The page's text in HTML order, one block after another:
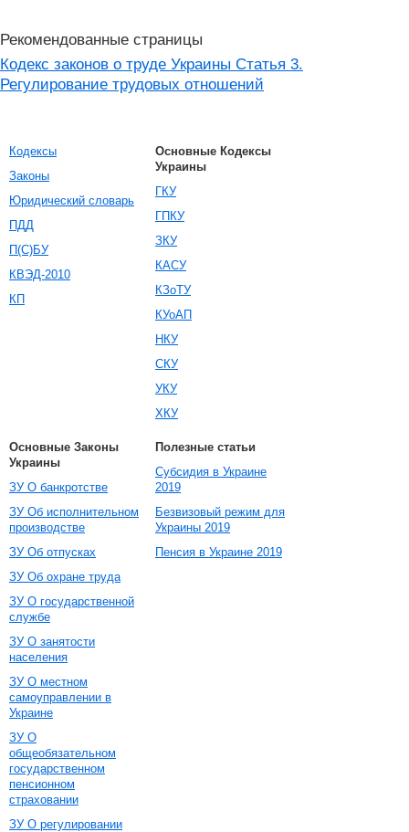
Рекомендованные страницы
Кодекс законов о труде Украины Статья 3.
Регулирование трудовых отношений
Кодексы
Законы
Юридический словарь
ПДД
П(С)БУ
КВЭД-2010
КП
Основные Кодексы
Украины
ГКУ
ГПКУ
ЗКУ
КАСУ
КЗоТУ
КУоАП
НКУ
СКУ
УКУ
ХКУ
Основные Законы
Украины
ЗУ О банкротстве
ЗУ Об исполнительном
производстве
ЗУ Об отпусках
ЗУ Об охране труда
ЗУ О государственной
службе
ЗУ О занятости
населения
ЗУ О местном
самоуправлении в
Украине
ЗУ О
общеобязательном
государственном
пенсионном
страховании
ЗУ О регулировании
Полезные статьи
Субсидия в Украине
2019
Безвизовый режим для
Украины 2019
Пенсия в Украине 2019